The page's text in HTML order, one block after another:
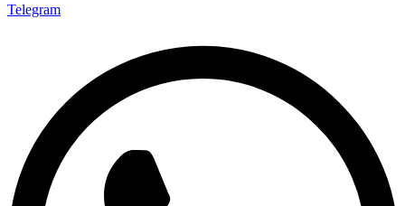
Telegram